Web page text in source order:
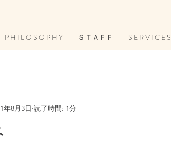
P H I L O S O P H Y ＳＴＡＦＦ S E R V I C E S
年8月3日 読了時間: 1分